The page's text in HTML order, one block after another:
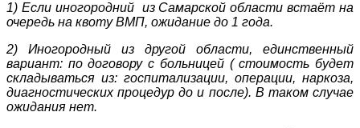
1) Если иногородний из Самарской областивстаёт на
очередь на квоту ВМП, ожидание до 1 года.
2) Иногородный из другой области, единственный
вариант: по договору с больницей ( стоимость будет
складываться из: госпитализации, операции, наркоза,
диагностических процедур до и после). В таком случае
ожидания нет.